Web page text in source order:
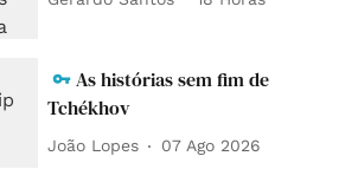
As histórias sem fim de
Tchékhov
João Lopes 07 Ago 2026